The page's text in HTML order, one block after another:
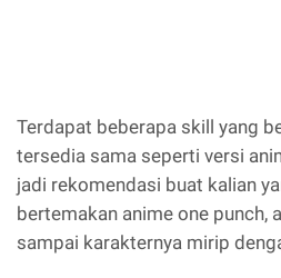
Terdapat beberapa skill yang
tersedia sama seperti versi
jadi rekomendasi buat kalian
bertemakan anime one punch,
sampai karakternya mirip